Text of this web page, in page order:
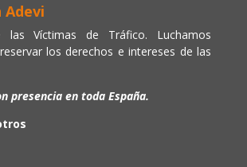
Adevi
las Víctimas de Tráfico. Luchamos
los derechos e intereses de las
presencia en toda España.